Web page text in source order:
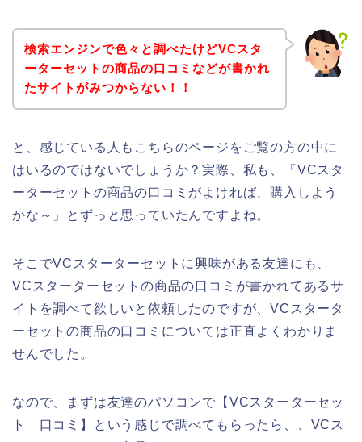
検索エンジンで色々と調べたけどVCスタ
ーターセットの商品の口コミなどが書かれ
たサイトがみつからない！！
と、感じている人もこちらのページをご覧の方の中に
はいるのではないでしょうか？実際、私も、「VCスタ
ーターセットの商品の口コミがよければ、購入しよう
かな～」とずっと思っていたんですよね。
そこでVCスターターセットに興味がある友達にも、
VCスターターセットの商品の口コミが書かれてあるサ
イトを調べて欲しいと依頼したのですが、VCスタータ
ーセットの商品の口コミについては正直よくわかりま
せんでした。
なので、まずは友達のパソコンで【VCスターターセッ
ト 口コミ】という感じで調べてもらったら、、VCス